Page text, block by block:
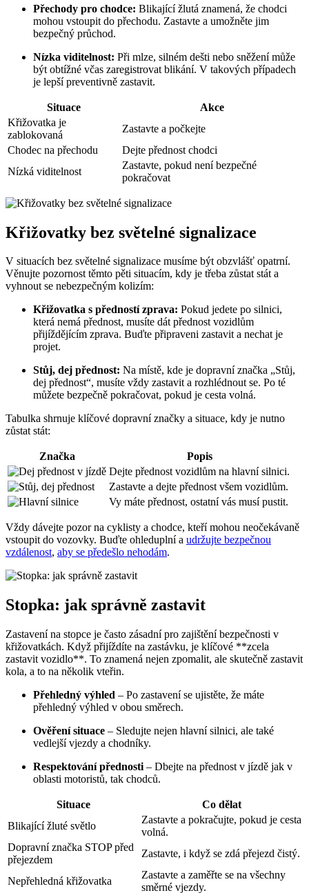
Přechody pro chodce: Blikající žlutá znamená, že chodci
mohou vstoupit do přechodu. Zastavte a umožněte jim
bezpečný průchod.
Nízka viditelnost: Při mlze, silném dešti nebo sněžení může
být obtížné včas zaregistrovat blikání. V takových případech
je lepší preventivně zastavit.
Situace
Akce
Křižovatka je
zablokovaná
Zastavte a počkejte
Chodec na přechodu
Dejte přednost chodci
Nízká viditelnost
Zastavte, pokud není bezpečné
pokračovat
Křižovatky bez světelné signalizace
V situacích bez světelné signalizace musíme být obzvlášť opatrní.
Věnujte pozornost těmto pěti situacím, kdy je třeba zůstat stát a
vyhnout se nebezpečným kolizím:
Křižovatka s předností zprava: Pokud jedete po silnici,
která nemá přednost, musíte dát přednost vozidlům
přijíždějícím zprava. Buďte připraveni zastavit a nechat je
projet.
Stůj, dej přednost: Na místě, kde je dopravní značka „Stůj,
dej přednost“, musíte vždy zastavit a rozhlédnout se. Po té
můžete bezpečně pokračovat, pokud je cesta volná.
Tabulka shrnuje klíčové dopravní značky a situace, kdy je nutno
zůstat stát:
Značka
Popis
Dejte přednost vozidlům na hlavní silnici.
Zastavte a dejte přednost všem vozidlům.
Vy máte přednost, ostatní vás musí pustit.
Vždy dávejte pozor na cyklisty a chodce, kteří mohou neočekávaně
vstoupit do vozovky. Buďte ohleduplní a udržujte bezpečnou
vzdálenost, aby se předešlo nehodám.
Stopka: jak správně zastavit
Zastavení na stopce je často zásadní pro zajištění bezpečnosti v
křižovatkách. Když přijíždíte na zastávku, je klíčové **zcela
zastavit vozidlo**. To znamená nejen zpomalit, ale skutečně zastavit
kola, a to na několik vteřin.
Přehledný výhled – Po zastavení se ujistěte, že máte
přehledný výhled v obou směrech.
Ověření situace – Sledujte nejen hlavní silnici, ale také
vedlejší vjezdy a chodníky.
Respektování přednosti – Dbejte na přednost v jízdě jak v
oblasti motoristů, tak chodců.
Situace
Co dělat
Blikající žluté světlo
Zastavte a pokračujte, pokud je cesta
volná.
Dopravní značka STOP před
přejezdem
Zastavte, i když se zdá přejezd čistý.
Nepřehledná křižovatka
Zastavte a zaměřte se na všechny
směrné vjezdy.